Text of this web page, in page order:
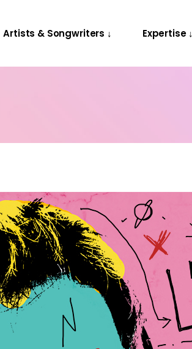
Artists & Songwriters ↓ Expertise
Projects